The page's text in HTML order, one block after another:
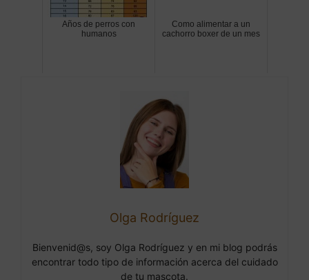
Años de perros con
humanos
Como alimentar a un
cachorro boxer de un mes
Olga Rodríguez
Bienvenid@s, soy Olga Rodríguez y en mi blog podrás
encontrar todo tipo de información acerca del cuidado
de tu mascota.